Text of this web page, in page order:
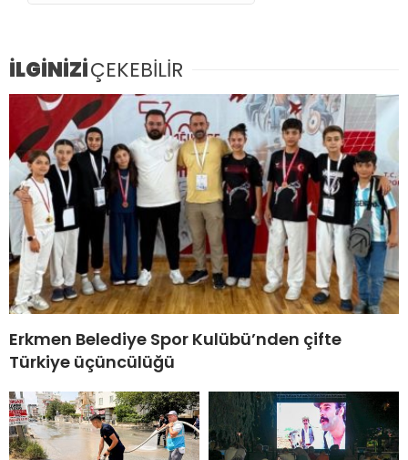
İLGİNİZİÇEKEBİLİR
Erkmen Belediye Spor Kulübü’nden çifte
Türkiye üçüncülüğü